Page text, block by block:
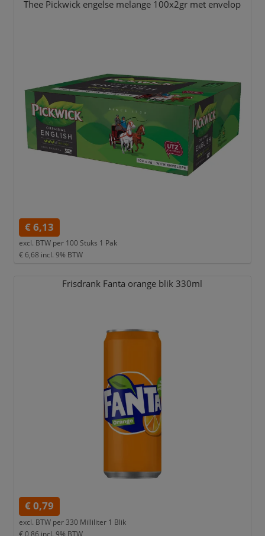
Thee Pickwick engelse melange 100x2gr met envelop
€ 6,13
excl. BTW per 100 Stuks 1 Pak
€ 6,68 incl. 9% BTW
Frisdrank Fanta orange blik 330ml
€ 0,79
excl. BTW per 330 Milliliter 1 Blik
€ 0,86 incl. 9% BTW